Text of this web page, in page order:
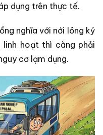
dụng trên thực tế.
nghĩa với nới lỏng kỷ
linh hoạt thì càng phải
cơ lạm dụng.